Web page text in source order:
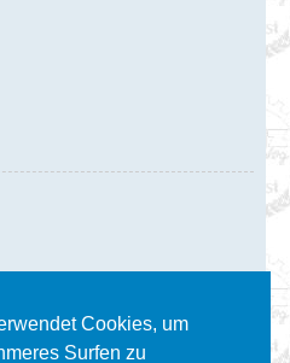
Cookies, um
Surfen zu